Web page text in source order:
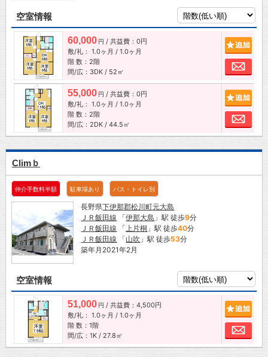
空室情報
60,000 円 / 共益費：0円
敷/礼： 1.0ヶ月 / 1.0ヶ月
階 数：2階
間/広：3DK / 52㎡
お
55,000 円 / 共益費：0円
敷/礼： 1.0ヶ月 / 1.0ヶ月
階 数：2階
間/広：2DK / 44.5㎡
お
Climｂ
仲介手数料半額 駐車場あり バス・トイレ別
長野県下伊那郡松川町元大島
ＪＲ飯田線 「伊那大島 」駅 徒歩9分
ＪＲ飯田線 「 上片桐 」駅 徒歩40分
ＪＲ飯田線 「山吹 」駅 徒歩53分
築年月2021年2月
空室情報
51,000 円 / 共益費：4,500円
敷/礼： 1.0ヶ月 / 1.0ヶ月
階 数：1階
間/広：1K / 27.8㎡
お